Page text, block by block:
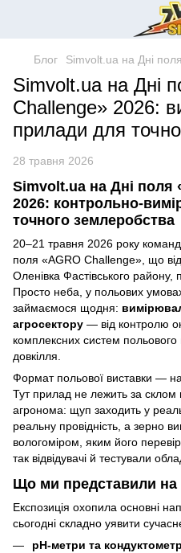
Блог Simvolt.ua на Дні
Simvolt.ua на Дні
Challenge» 2026:
прилади для
28 травня 2026
Simvolt.ua на Дні поля
2026: контрольно-
точного землеробства
20–21 травня 2026 року
поля «AGRO Challenge», що
Оленівка Фастівського
Просто неба, у польових
займаємося щодня:
агросектору — від контролю
комплексних систем
довкілля.
Формат польової виставки —
Тут прилад не лежить за склом
агронома: щуп заходить у
реальну провідність, а зерно
вологоміром, яким його
так відвідувачі й тестували
Що ми представили на
Експозиція охопила основні
сьогодні складно уявити
pH-метри та